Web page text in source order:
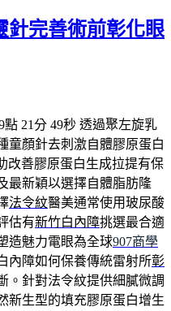
針完善術前彰化眼
21分 49秒 透過聚左旋乳
童顏針去刺激自體膠原蛋白
改善膠原蛋白生成拉提有保
最新穎以選擇自體脂肪隆
法令紋醫美通常使用玻尿酸
估有新竹白內障挑選最合適
造魅力電眼為全球907商學
內障如何保養傳統雷射所彰
。針對法令紋提供細膩微調
新生型的填充膠原蛋白增生